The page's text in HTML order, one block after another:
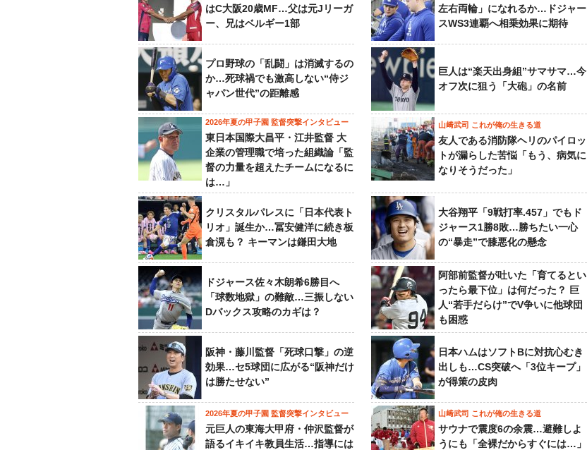
はC大阪20歳MF…父は元Jリーガ
ー、兄はベルギー1部
左右両輪」になれるか…ドジャー
スWS3連覇へ相乗効果に期待
プロ野球の「乱闘」は消滅するの
か…死球禍でも激高しない“侍ジ
ャパン世代”の距離感
巨人は“楽天出身組”サマサマ…今
オフ次に狙う「大砲」の名前
2026年夏の甲子園 監督突撃インタビュー
東日本国際大昌平・江井監督 大
企業の管理職で培った組織論「監
督の力量を超えたチームになるに
は…」
山﨑武司 これが俺の生きる道
友人である消防隊ヘリのパイロッ
トが漏らした苦悩「もう、病気に
なりそうだった」
クリスタルパレスに「日本代表ト
リオ」誕生か…冨安健洋に続き板
倉滉も？ キーマンは鎌田大地
大谷翔平「9戦打率.457」でもド
ジャース1勝8敗…勝ちたい一心
の“暴走”で膝悪化の懸念
ドジャース佐々木朗希6勝目へ
「球数地獄」の難敵…三振しない
Dバックス攻略のカギは？
阿部前監督が吐いた「育てるとい
ったら最下位」は何だった？ 巨
人“若手だらけ”でV争いに他球団
も困惑
阪神・藤川監督「死球口撃」の逆
効果…セ5球団に広がる“阪神だけ
は勝たせない”
日本ハムはソフトBに対抗心むき
出しも…CS突破へ「3位キープ」
が得策の皮肉
2026年夏の甲子園 監督突撃インタビュー
元巨人の東海大甲府・仲沢監督が
語るイキイキ教員生活…指導には
山﨑武司 これが俺の生きる道
サウナで震度6の余震…避難しよ
うにも「全裸だからすぐには…」